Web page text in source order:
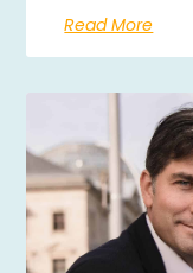
Read More